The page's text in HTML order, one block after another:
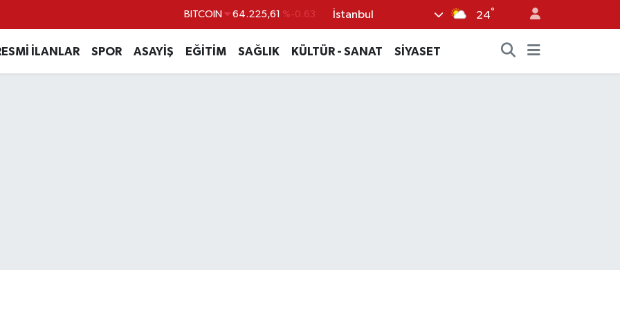
BITCOIN 64.225,61 %-0.63 İstanbul 24°
İLANLAR SPOR ASAYİŞ EĞİTİM SAĞLIK KÜLTÜR - SANAT SİYASET